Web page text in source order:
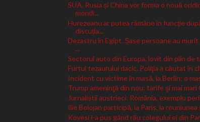
SUA, Rusia și China vor forma o nouă
mondi...
Hurezeanu ar putea rămâne în funcție
discuția...
Dezastru în Egipt. Șase persoane au
...
Sectorul auto din Europa, lovit din plin de
Furtul tezaurului dacic. Poliţia a căutat în
Incident cu victime în masă, la Berlin: o
Trump ameninţă din nou: tarife şi mai mari
Jurnaliștii austrieci: România, exemplu
Ilie Bolojan participă, la Paris, la reuniunea
Kovesi i-a pus gând rău colegului ei din